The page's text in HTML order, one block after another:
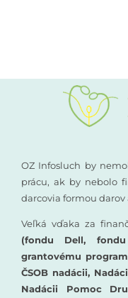
Rané poradenstvo
Vzdelávanie
OZ Infosluch by
prácu, ak by nebolo
darcovia formou
Veľká vďaka za
(fondu Dell,
grantovému
ČSOB nadácii,
Nadácii Pomoc